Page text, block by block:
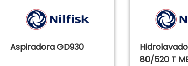
Aspiradora GD930
80/520 T